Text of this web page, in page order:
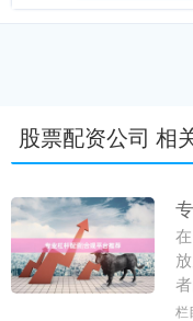
股票配资公司 相
栏